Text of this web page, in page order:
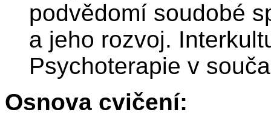
podvědomí soudobé
a jeho rozvoj.
Psychoterapie v
Osnova cvičení: